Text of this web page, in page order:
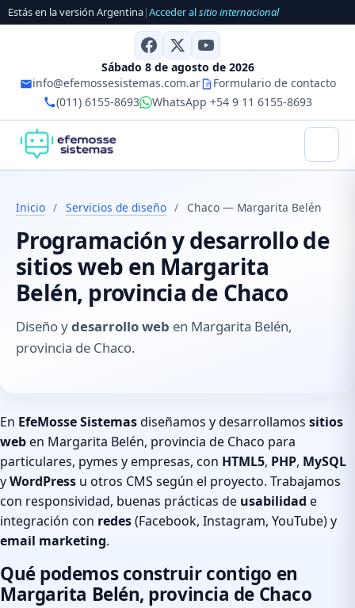
Estás en la versión Argentina|Acceder alsitio internacional
Sábado 8 de agosto de 2026
info@efemossesistemas.com.ar
Formulario de contacto
(011) 6155-8693
WhatsApp +54 9 11 6155-8693
Inicio / Servicios de diseño / Chaco — Margarita Belén
Programación y desarrollo de
sitios web en Margarita
Belén, provincia de Chaco
Diseño ydesarrollo web en Margarita Belén,
provincia de Chaco.
En EfeMosse Sistemasdiseñamos y desarrollamos sitios
weben Margarita Belén, provincia de Chaco para
particulares, pymes y empresas, con HTML5, PHP, MySQL
yWordPress u otros CMS según el proyecto. Trabajamos
con responsividad, buenas prácticas de usabilidad e
integración con redes(Facebook, Instagram, YouTube) y
email marketing.
Qué podemos construir contigo en
Margarita Belén, provincia de Chaco